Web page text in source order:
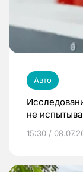
Авто
не
15:30 /